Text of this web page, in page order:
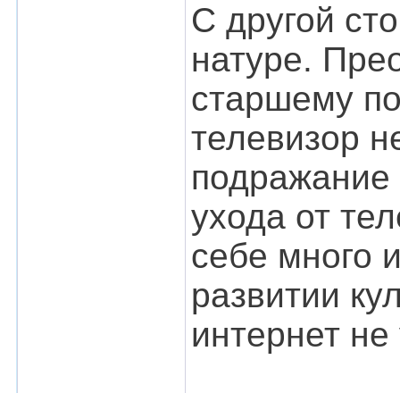
С другой
натуре.
старшему
телевизор
подражание
ухода от
себе много
развитии
интернет